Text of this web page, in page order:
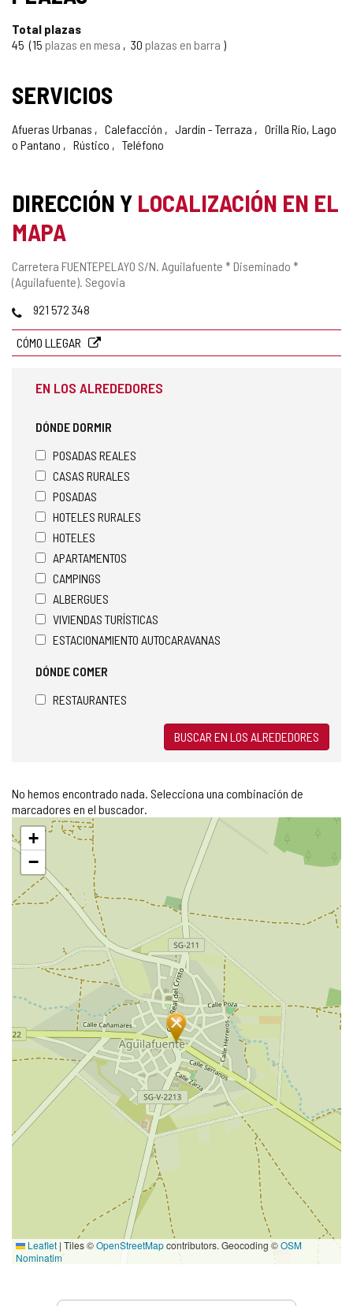
Total plazas
45
15 plazas en mesa 30 plazas en barra
SERVICIOS
Afueras Urbanas Calefacción Jardín - Terraza
Orilla Río, Lago
o Pantano
Rústico Teléfono
DIRECCIÓN Y LOCALIZACIÓN EN EL
MAPA
Dirección
postal
Carretera FUENTEPELAYO S/N. Aguilafuente * Diseminado *
(Aguilafuente). Segovia
Teléfonos
921 572 348
CÓMO LLEGAR
EN LOS ALREDEDORES
DÓNDE DORMIR
POSADAS REALES
CASAS RURALES
POSADAS
HOTELES RURALES
HOTELES
APARTAMENTOS
CAMPINGS
ALBERGUES
VIVIENDAS TURÍSTICAS
ESTACIONAMIENTO AUTOCARAVANAS
DÓNDE COMER
RESTAURANTES
BUSCAR EN LOS ALREDEDORES
No hemos encontrado nada. Selecciona una combinación de
marcadores en el buscador.
Saltar
mapa
+
−
Leaflet | Tiles ©OpenStreetMapcontributors. Geocoding ©OSM
Nominatim